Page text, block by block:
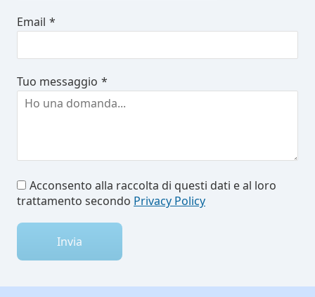
Email *
Tuo messaggio *
Acconsento alla raccolta di questi dati e al loro
trattamento secondo Privacy Policy
Invia